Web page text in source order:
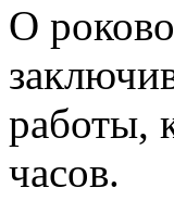
О
работы,
часов.